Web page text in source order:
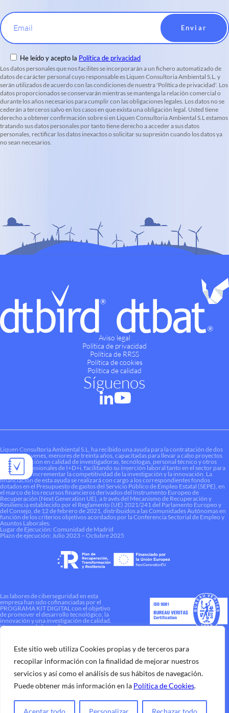
Este sitio web utiliza Cookies propias y de terceros para
recopilar información con la finalidad de mejorar nuestros
servicios y así como el análisis de sus hábitos de navegación.
Puede obtener más información en la Política de Cookies.
Personalizar Rechazar todo
Aceptar todo
Email
He leído y acepto la Política de privacidad
Los datos personales que nos facilites se incorporarán a un fichero automatizado de
datos de carácter personal cuyo responsable es Liquen Consultoria Ambiental S.L. y
serán utilizados de acuerdo con las condiciones de nuestra 'Política de privacidad'. Los
datos proporcionados se conservarán mientras se mantenga la relación comercial o
durante los años necesarios para cumplir con las obligaciones legales. Los datos no se
cederán a terceros salvo en los casos en que exista una obligación legal. Usted tiene
derecho a obtener confirmación sobre si en Liquen Consultoria Ambiental S.L estamos
tratando sus datos personales por tanto tiene derecho a acceder a sus datos
personales, rectificar los datos inexactos o solicitar su supresión cuando los datos ya
no sean necesarios.
Aviso legal
Política de privacidad
Política de RRSS
Política de cookies
Política de calidad
Síguenos
Liquen Consultoría Ambiental S.L. ha recibido una ayuda para la contratación de dos
personas jóvenes, menores de treinta años, capacitadas para llevar a cabo proyectos
de investigación en calidad de investigadoras, tecnólogas, personal técnico y otros
perfiles profesionales de I+D+i, facilitando su inserción laboral tanto en el sector para
contribuir a incrementar la competitividad de la investigación y la innovación. La
financiación de esta ayuda se realizará con cargo a los correspondientes fondos
dotados en el Presupuesto de gastos del Servicio Público de Empleo Estatal (SEPE), en
el marco de los recursos financieros derivados del Instrumento Europeo de
Recuperación (Next Generation UE), a través del Mecanismo de Recuperación y
Resiliencia establecido por el Reglamento (UE) 2021/241 del Parlamento Europeo y
del Consejo, de 12 de febrero de 2021, distribuidos a las Comunidades Autónomas en
función de los criterios objetivos acordados por la Conferencia Sectorial de Empleo y
Asuntos Laborales.
Lugar de Ejecución: Comunidad de Madrid
Plazo de ejecución: Julio 2023 – Octubre 2025
Las labores de ciberseguridad en esta
empresa han sido cofinanciadas por el
PROGRAMA KIT DIGITAL con el objetivo
de promover el desarrollo tecnológico, la
innovación y una investigación de calidad.
Una manera de hacer Europa